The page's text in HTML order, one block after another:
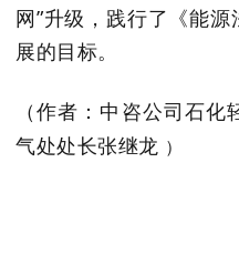
网”升级，践行了《能
展的目标。
（作者： 中咨公司石化
气处处长张继龙 ）